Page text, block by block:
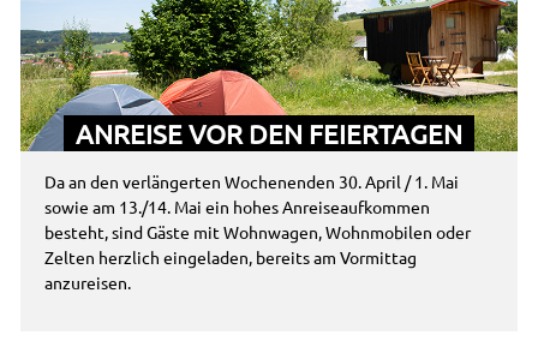
ANREISE VOR DEN FEIERTAGEN
Da an den verlängerten Wochenenden 30. April / 1. Mai
sowie am 13./14. Mai ein hohes Anreiseaufkommen
besteht, sind Gäste mit Wohnwagen, Wohnmobilen oder
Zelten herzlich eingeladen, bereits am Vormittag
anzureisen.